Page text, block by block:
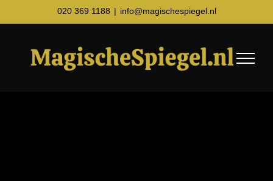
naar
020 369 1188 | info@magischespiegel.nl